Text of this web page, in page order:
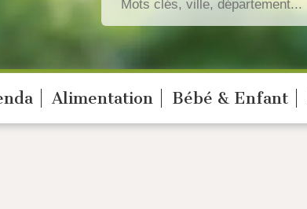
Alimentation Bébé & Enfant